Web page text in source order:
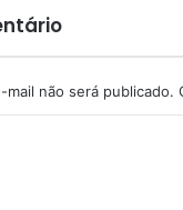
não será publicado.